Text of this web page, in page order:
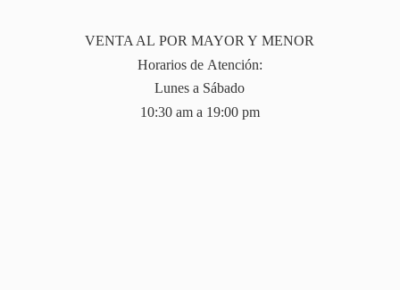
VENTA AL POR MAYOR Y MENOR
Horarios de Atención:
Lunes a Sábado
10:30 am a 19:00 pm